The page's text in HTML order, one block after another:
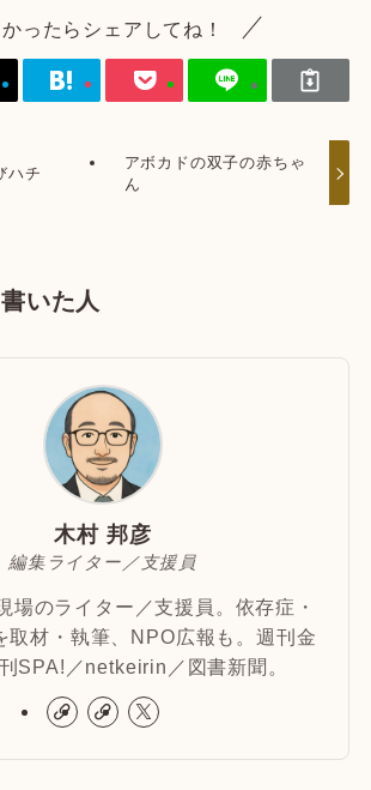
かったらシェアしてね！
ハチ
アボカドの双子の赤ちゃ
ん
いた人
木村 邦彦
編集ライター／支援員
場のライター／支援員。依存症・
取材・執筆、NPO広報も。週刊金
SPA!／netkeirin／図書新聞。